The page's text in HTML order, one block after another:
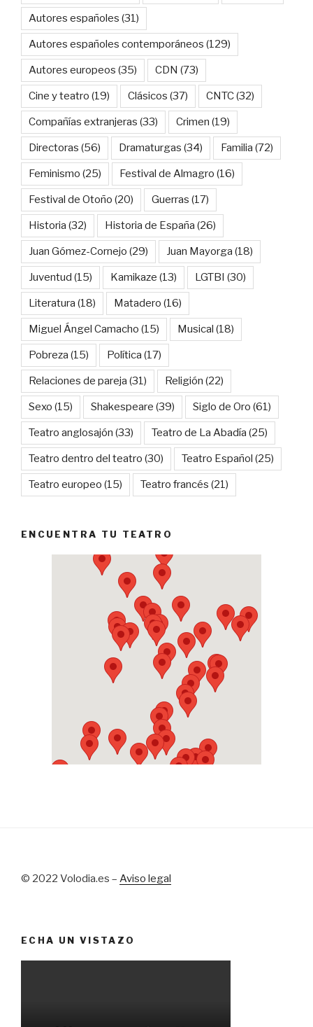
Autores españoles (31)
Autores españoles contemporáneos (129)
Autores europeos (35) CDN (73)
Cine y teatro (19) Clásicos (37) CNTC(32)
Compañías extranjeras (33) Crimen (19)
Directoras (56) Dramaturgas (34) Familia (72)
Feminismo (25) Festival de Almagro (16)
Festival de Otoño (20) Guerras (17)
Historia (32) Historia de España (26)
Juan Gómez-Cornejo (29) Juan Mayorga (18)
Juventud (15) Kamikaze (13) LGTBI (30)
Literatura (18) Matadero (16)
Miguel Ángel Camacho (15) Musical (18)
Pobreza (15) Política (17)
Relaciones de pareja (31) Religión (22)
Sexo (15) Shakespeare (39) Siglo de Oro (61)
Teatro anglosajón (33) Teatro de La Abadía (25)
Teatro dentro del teatro (30) Teatro Español (25)
Teatro europeo (15) Teatro francés (21)
ENCUENTRA TU TEATRO
© 2022 Volodia.es – Aviso legal
ECHA UN VISTAZO